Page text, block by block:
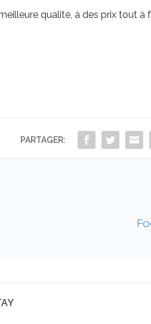
qualité, à des prix tout à
PARTAGER: